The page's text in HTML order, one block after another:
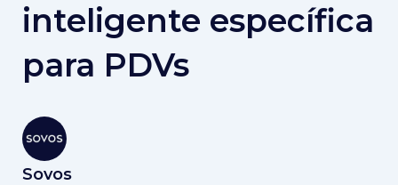
inteligente específica
para PDVs
Sovos